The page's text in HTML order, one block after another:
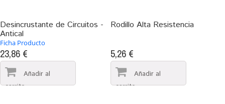
Desincrustante de Circuitos -
Antical
Ficha Producto
23,86 €
Rodillo Alta Resistencia
5,26 €